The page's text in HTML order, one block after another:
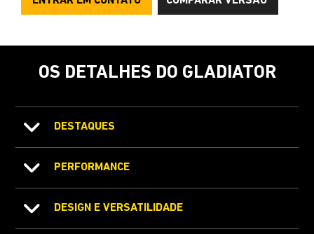
OS DETALHES DO GLADIATOR
DESTAQUES
PERFORMANCE
DESIGN E VERSATILIDADE